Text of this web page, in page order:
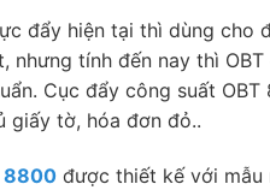
đẩy hiện tại thì dùng cho
nhưng tính đến nay thì
Cục đẩy công suất
giấy tờ, hóa đơn đỏ..
8800 được thiết kế với mẫu